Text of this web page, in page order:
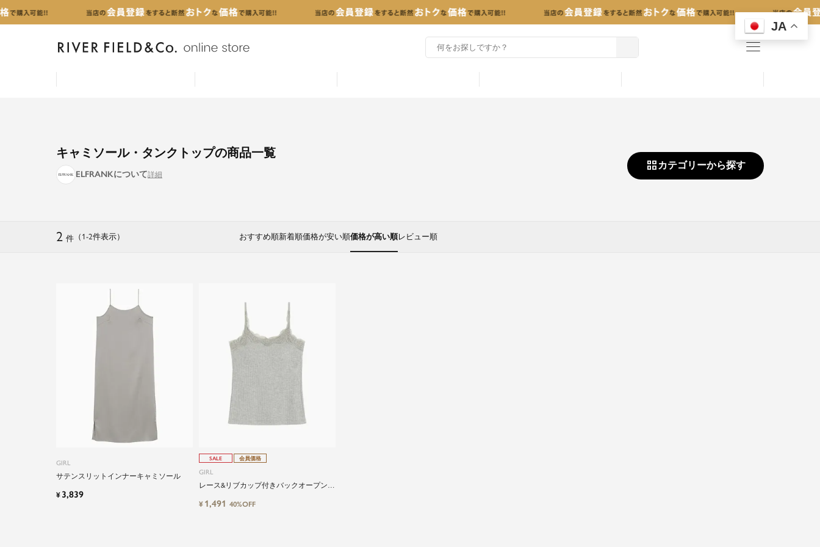
JA
menu
キャミソール・タンクトップの商品一覧
ELFRANKについて
カテゴリーから探す
2 件 （1-2件表示） おすすめ順新着順価格が安い順価格が高い順レビュー順
GIRL
サテンスリットインナーキャミソール
¥ 3,839
SALE 会員価格
GIRL
レース&リブカップ付きバックオープンブ
¥ 1,491 40%OFF